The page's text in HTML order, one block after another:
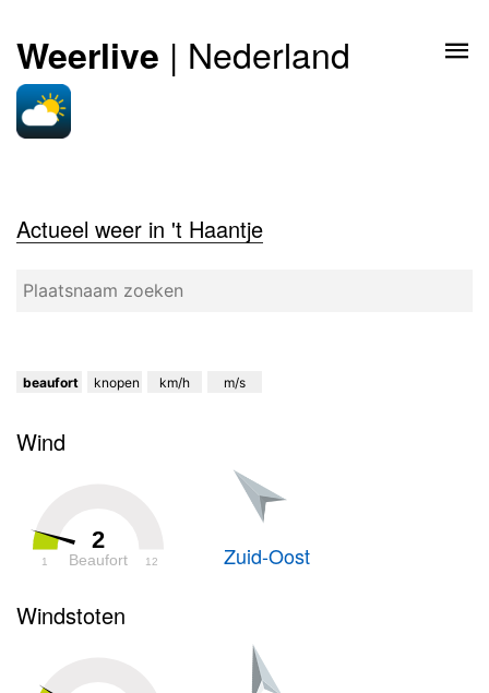
Weerlive | Nederland
Actueel weer in 't Haantje
beaufort knopen km/h m/s
Wind
2
Beaufort
1 12 Zuid-Oost
Windstoten